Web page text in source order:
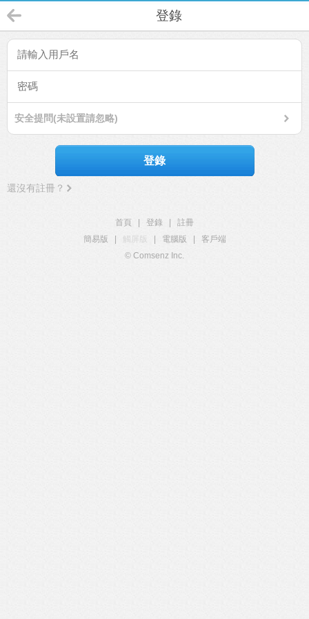
登錄
安全提問(未設置請忽略)
登錄
還沒有註冊？
首頁 登錄
註冊
簡易版
觸屏版 電腦版
客戶端
© Comsenz Inc.